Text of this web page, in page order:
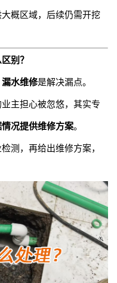
概区域，后续仍需开挖
别？
漏水维修是解决漏点。
主担心被忽悠，其实专
况提供维修方案。
测，再给出维修方案，